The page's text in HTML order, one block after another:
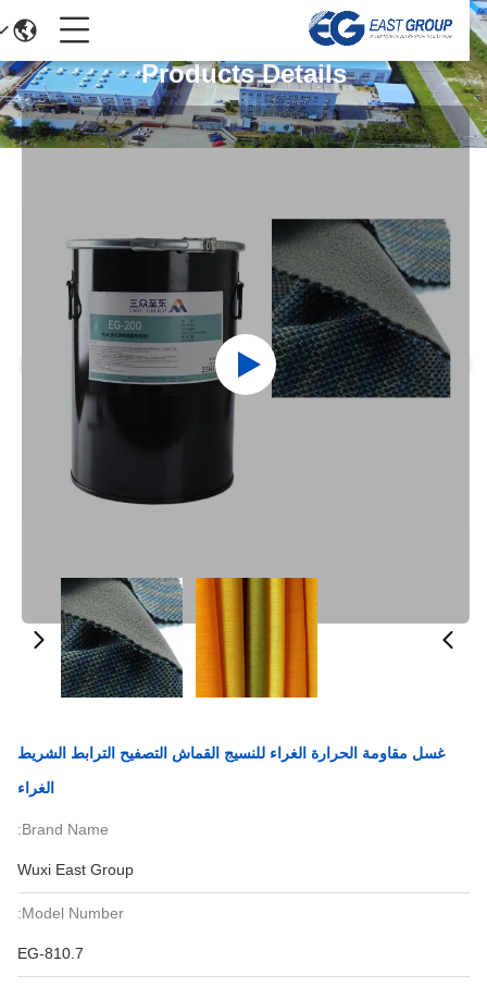
Products Details
غسل مقاومة الحرارة الغراء للنسيج القماش التصفيح الترابط الشريط
الغراء
Brand Name:
Wuxi East Group
Model Number:
EG-810.7